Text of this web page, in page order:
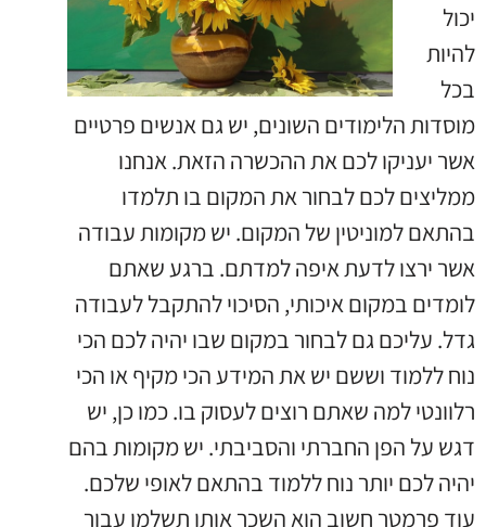
יכול
להיות
בכל
מוסדות הלימודים השונים, יש גם אנשים פרטיים
אשר יעניקו לכם את ההכשרה הזאת. אנחנו
ממליצים לכם לבחור את המקום בו תלמדו
בהתאם למוניטין של המקום. יש מקומות עבודה
אשר ירצו לדעת איפה למדתם. ברגע שאתם
לומדים במקום איכותי, הסיכוי להתקבל לעבודה
גדל. עליכם גם לבחור במקום שבו יהיה לכם הכי
נוח ללמוד וששם יש את המידע הכי מקיף או הכי
רלוונטי למה שאתם רוצים לעסוק בו. כמו כן, יש
דגש על הפן החברתי והסביבתי. יש מקומות בהם
יהיה לכם יותר נוח ללמוד בהתאם לאופי שלכם.
עוד פרמטר חשוב הוא השכר אותו תשלמו עבור